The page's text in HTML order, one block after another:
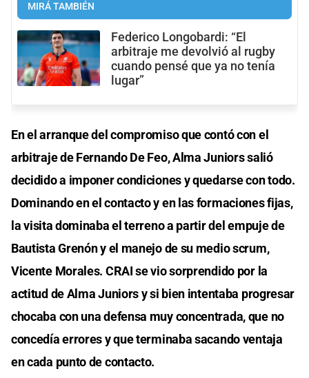
MIRÁ TAMBIÉN
Federico Longobardi: “El
arbitraje me devolvió al rugby
cuando pensé que ya no tenía
lugar”
En el arranque del compromiso que contó con el
arbitraje de Fernando De Feo, Alma Juniors salió
decidido a imponer condiciones y quedarse con todo.
Dominando en el contacto y en las formaciones fijas,
la visita dominaba el terreno a partir del empuje de
Bautista Grenón y el manejo de su medio scrum,
Vicente Morales. CRAI se vio sorprendido por la
actitud de Alma Juniors y si bien intentaba progresar
chocaba con una defensa muy concentrada, que no
concedía errores y que terminaba sacando ventaja
en cada punto de contacto.